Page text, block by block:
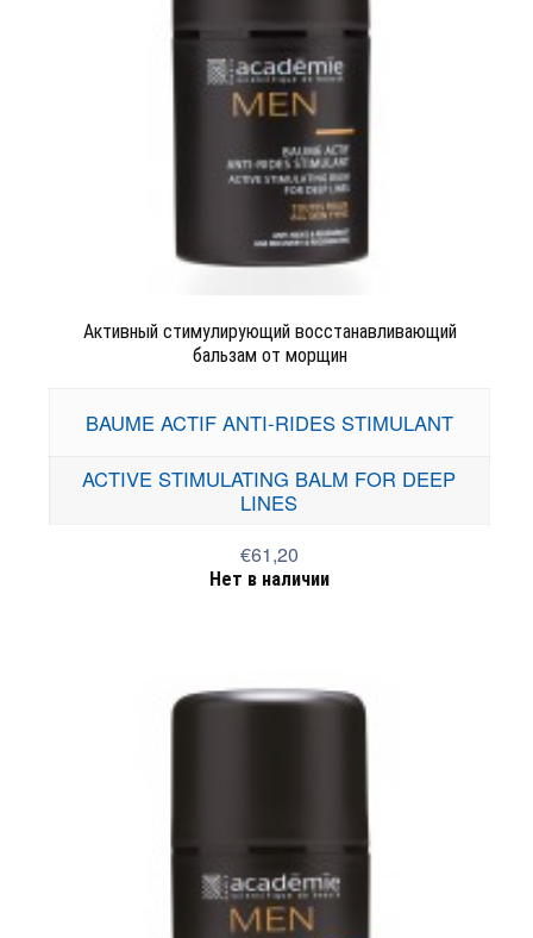
Активный стимулирующий восстанавливающий
бальзам от морщин
BAUME ACTIF ANTI-RIDES STIMULANT
ACTIVE STIMULATING BALM FOR DEEP
LINES
€61,20
Нет в наличии